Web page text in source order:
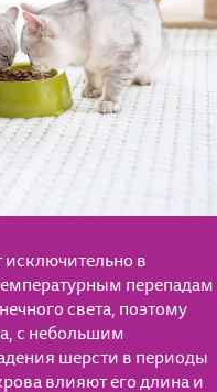
в
перепадам
света, поэтому
с небольшим
шерсти в периоды
влияют его длина и